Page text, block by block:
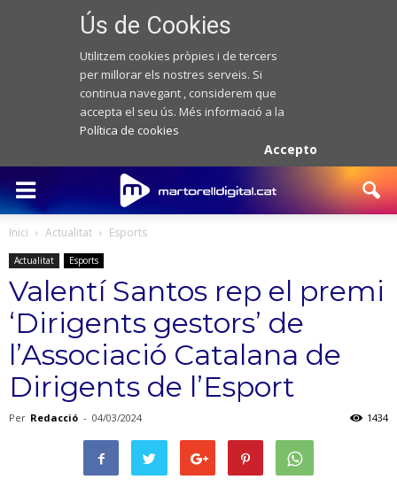
Ús de Cookies
Utilitzem cookies pròpies i de tercers
per millorar els nostres serveis. Si
continua navegant , considerem que
accepta el seu ús. Més informació a la
Política de cookies
Accepto
Inici Actualitat Esports
Actualitat Esports
Valentí Santos rep el premi
‘Dirigents gestors’ de
l’Associació Catalana de
Dirigents de l’Esport
Per Redacció - 04/03/2024 1434